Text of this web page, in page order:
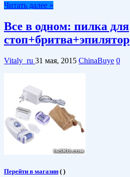
Читать далее »
Все в одном: пилка для
стоп+бритва+эпилятор
Vitaly_ru 31 мая, 2015 ChinaBuye 0
Перейти в магазин ( )